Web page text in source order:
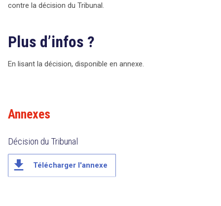
contre la décision du Tribunal.
Plus d’infos ?
En lisant la décision, disponible en annexe.
Annexes
Décision du Tribunal
file_download Télécharger l'annexe